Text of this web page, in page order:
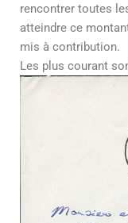
rencontrer toutes
atteindre ce
mis à contribution.
Les plus courant